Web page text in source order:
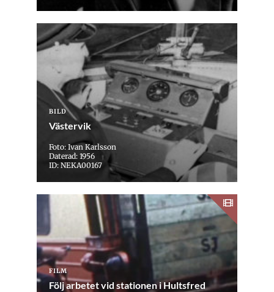
BILD
Västervik
Foto: Ivan Karlsson
Daterad: 1956
ID: NEKA00167
FILM
Följ arbetet vid stationen i Hultsfred